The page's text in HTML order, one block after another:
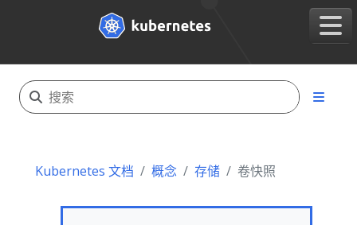
Kubernetes 文档 概念 存储 卷快照